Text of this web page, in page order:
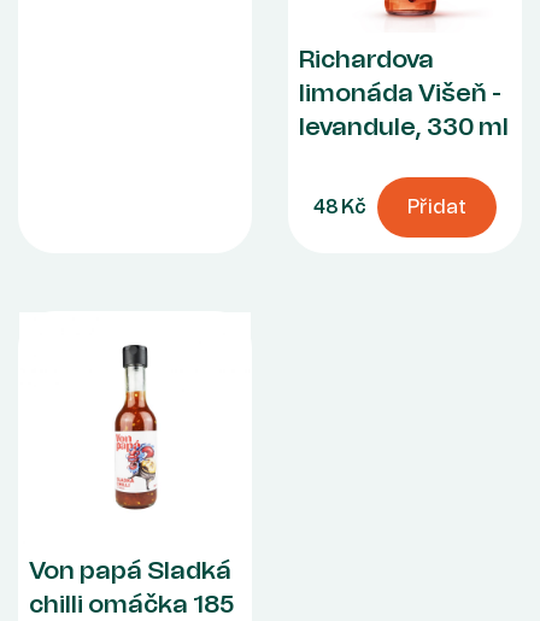
Richardova
limonáda Višeň -
levandule, 330 ml
48 Kč Přidat
Von papá Sladká
chilli omáčka 185